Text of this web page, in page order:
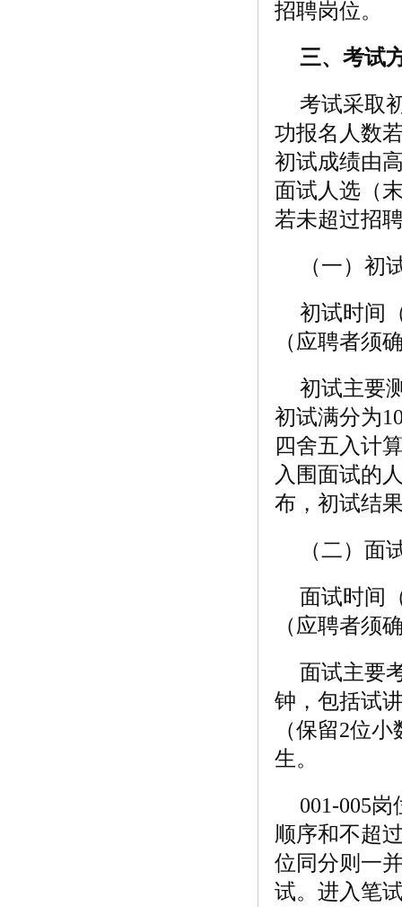
招聘岗位。
三、考试
考试采取
功报名人数
初试成绩由
面试人选（
若未超过招
（一）初
初试时间
（应聘者须
初试主要
初试满分为
四舍五入计
入围面试的
布，初试结
（二）面
面试时间
（应聘者须
面试主要
钟，包括试
（保留2位
生。
001-005
顺序和不超
位同分则一
试。进入笔